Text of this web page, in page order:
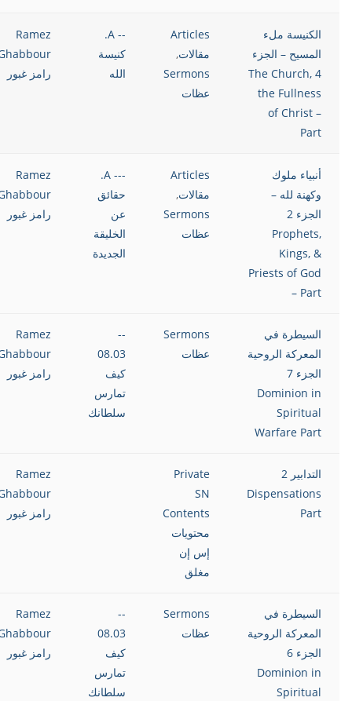
الكنيسة ملء
المسيح – الجزء
4 The Church,
the Fullness
of Christ –
Part
Articles
مقالات,
Sermons
عظات
-- A.
كنيسة
الله
Ramez
رامز غبور
أنبياء ملوك
وكهنة لله –
الجزء 2
Prophets,
Kings, &
Priests of God
– Part
Articles
مقالات,
Sermons
عظات
--- A.
حقائق
عن
الخليقة
الجديدة
Ramez
رامز غبور
السيطرة في
المعركة الروحية
الجزء 7
Dominion in
Spiritual
Warfare Part
Sermons
عظات
--
08.03
كيف
تمارس
سلطانك
Ramez
رامز غبور
التدابير 2
Dispensations
Part
Private
SN
Contents
محتويات
إس إن
مغلق
Ramez
رامز غبور
السيطرة في
المعركة الروحية
الجزء 6
Dominion in
Spiritual
Sermons
عظات
--
08.03
كيف
تمارس
سلطانك
Ramez
رامز غبور